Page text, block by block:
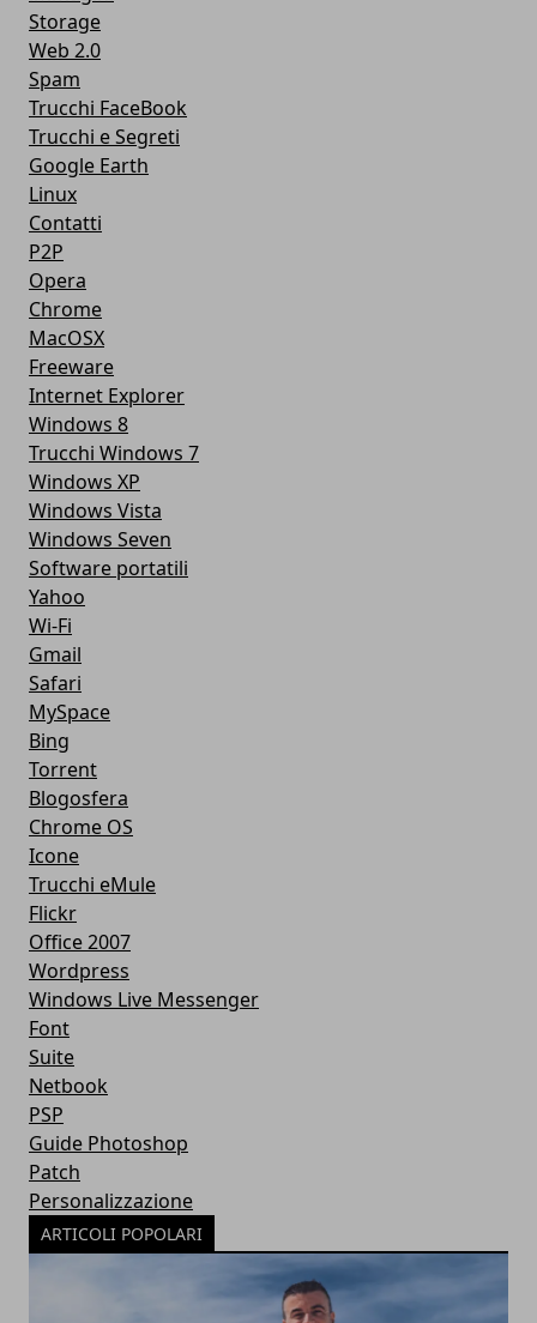
Storage
Web 2.0
Spam
Trucchi FaceBook
Trucchi e Segreti
Google Earth
Linux
Contatti
P2P
Opera
Chrome
MacOSX
Freeware
Internet Explorer
Windows 8
Trucchi Windows 7
Windows XP
Windows Vista
Windows Seven
Software portatili
Yahoo
Wi-Fi
Gmail
Safari
MySpace
Bing
Torrent
Blogosfera
Chrome OS
Icone
Trucchi eMule
Flickr
Office 2007
Wordpress
Windows Live Messenger
Font
Suite
Netbook
PSP
Guide Photoshop
Patch
Personalizzazione
ARTICOLI POPOLARI